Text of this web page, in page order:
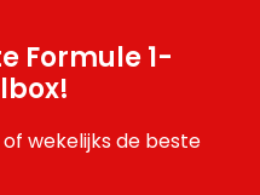
Formule 1-
wekelijks de beste